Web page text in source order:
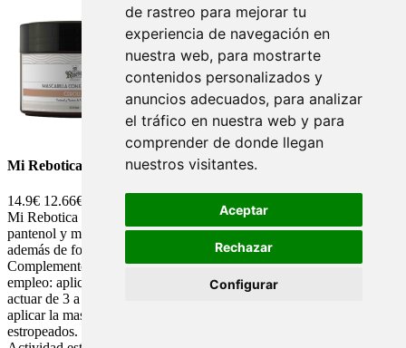
de rastreo para mejorar tu
experiencia de navegación en
nuestra web, para mostrarte
contenidos personalizados y
anuncios adecuados, para analizar
el tráfico en nuestra web y para
comprender de donde llegan
nuestros visitantes.
Aceptar
Rechazar
Configurar
Mi Rebotica Mascarilla Nutritiva|Extracto de Cebolla|.-300 ml.
14.9€ 12.66€
Mi Rebotica Mascarilla nutritiva formulada con extracto de Cebolla,
pantenol y manteca de karité, activos que reparan la fibra capilar,
además de fortalecer y estimular el crecimiento del cabello.
Complemento ideal del Champú de Cebolla Mi Rebotica. Modo de
empleo: aplicar sobre el cabello húmedo de medios a puntas y dejar
actuar de 3 a 5 minutos. Aclarar con abundante agua. Se recomienda
aplicar la mascarilla 2-3 veces por semana para cabellos secos o
estropeados. 1-Extracto de cebolla: Actividad antioxidante,